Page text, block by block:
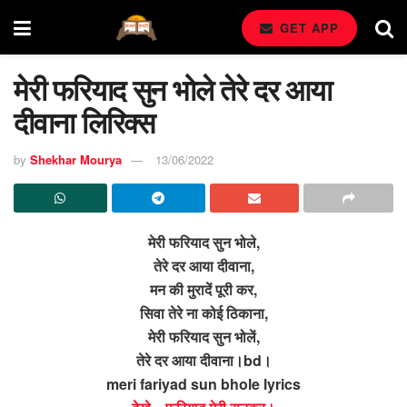
GET APP
मेरी फरियाद सुन भोले तेरे दर आया
दीवाना लिरिक्स
by Shekhar Mourya 13/06/2022
मेरी फरियाद सुन भोले,
तेरे दर आया दीवाना,
मन की मुरादें पूरी कर,
सिवा तेरे ना कोई ठिकाना,
मेरी फरियाद सुन भोलें,
तेरे दर आया दीवाना।bd।
meri fariyad sun bhole lyrics